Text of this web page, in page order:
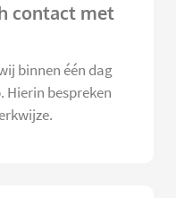
contact met
binnen één dag
bespreken